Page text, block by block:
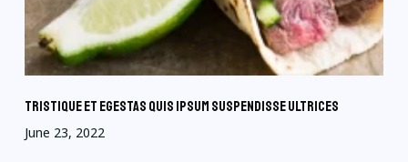
Tristique et egestas quis ipsum suspendisse ultrices
June 23, 2022